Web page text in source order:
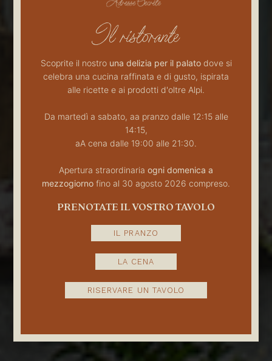
Il ristorante
Scoprite il nostro una delizia per il palatodove si
celebra una cucina raffinata e di gusto, ispirata
alle ricette e ai prodotti d'oltre Alpi.
Da martedì a sabato, aa pranzo dalle 12:15 alle
14:15,
aA cena dalle 19:00 alle 21:30.
Apertura straordinaria ogni domenica a
mezzogiorno fino al 30 agosto 2026 compreso.
PRENOTATE IL VOSTRO TAVOLO
IL PRANZO
LA CENA
RISERVARE UN TAVOLO